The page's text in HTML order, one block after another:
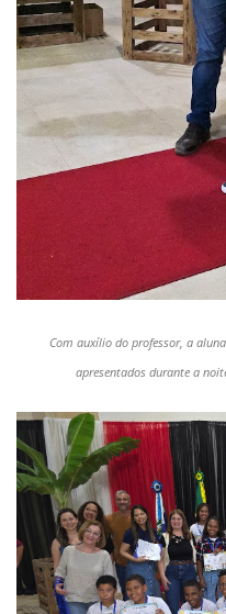
Com auxílio do professor, a
apresentados durante a